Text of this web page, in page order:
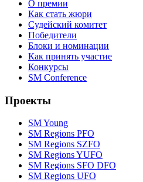
О премии
Как стать жюри
Судейский комитет
Победители
Блоки и номинации
Как принять участие
Конкурсы
SM Conference
Проекты
SM Young
SM Regions PFO
SM Regions SZFO
SM Regions YUFO
SM Regions SFO DFO
SM Regions UFO